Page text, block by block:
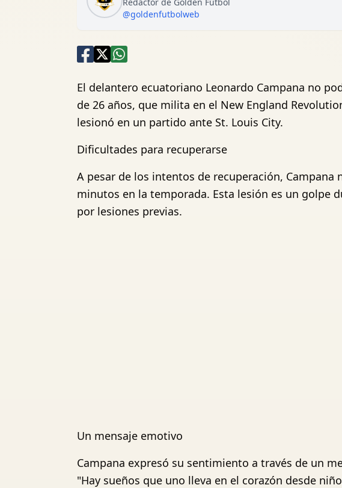
@goldenfutbolweb
El delantero ecuatoriano Leonardo Campana no
de 26 años, que milita en el New England
lesionó en un partido ante St. Louis City.
Dificultades para recuperarse
A pesar de los intentos de recuperación,
minutos en la temporada. Esta lesión es un golpe
por lesiones previas.
Un mensaje emotivo
Campana expresó su sentimiento a través de un
"Hay sueños que uno lleva en el corazón desde